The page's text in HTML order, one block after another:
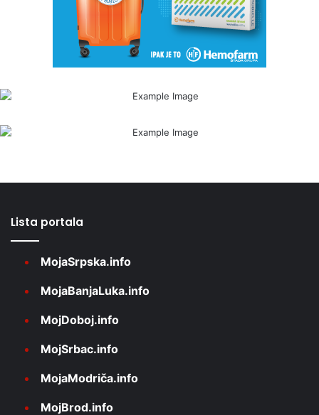
Lista portala
MojaSrpska.info
MojaBanjaLuka.info
MojDoboj.info
MojSrbac.info
MojaModriča.info
MojBrod.info